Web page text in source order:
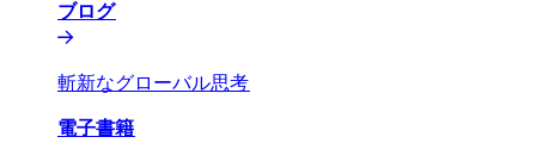
ブログ​​
斬新なグローバル思考​​
電子書籍​​